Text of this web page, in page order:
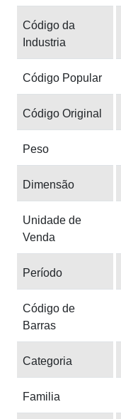
Código da
Industria
Código Popular
Código Original
Peso
Dimensão
Unidade de
Venda
Período
Código de
Barras
Categoria
Familia